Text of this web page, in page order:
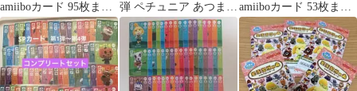
amiiboカード 95枚まと
め売り
弾 ペチュニア あつまれ
どうぶつの森
amiiboカード 53枚まと
め売り